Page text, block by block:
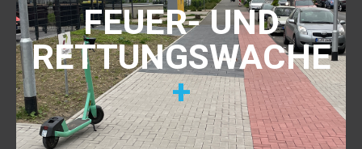
FEUER- UND
RETTUNGSWACHE
+